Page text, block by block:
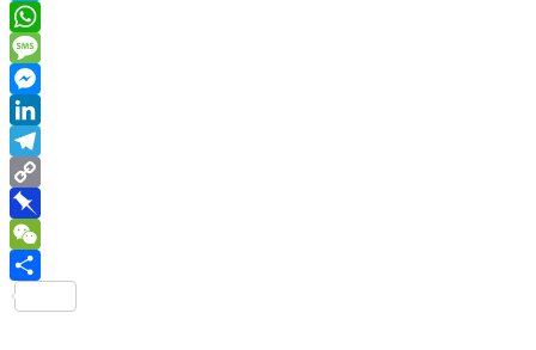
Twitter
WhatsApp
Message
Messenger
LinkedIn
Telegram
Copy
Link
Pinboard
WeChat